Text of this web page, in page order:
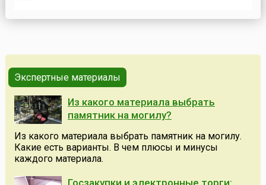
образа жизни костариканцев, является «Pura vida!», что в
Экспертные материалы
Из какого материала выбрать
памятник на могилу?
Из какого материала выбрать памятник на могилу.
Какие есть варианты. В чем плюсы и минусы
каждого материала.